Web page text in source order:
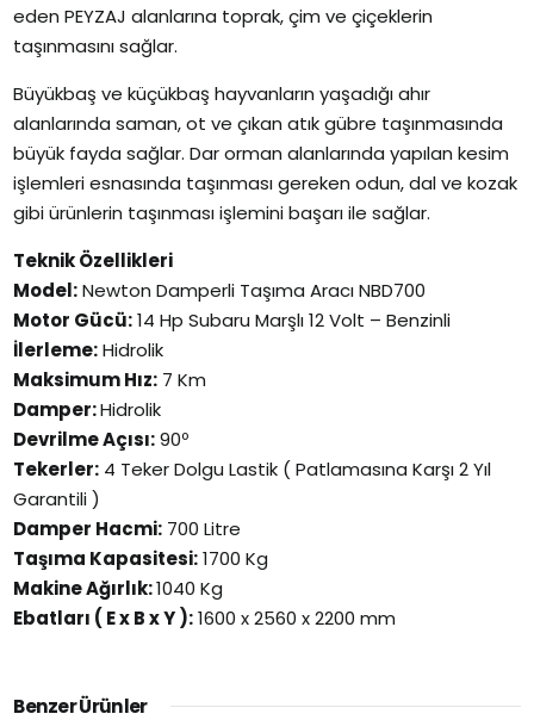
eden PEYZAJ alanlarına toprak, çim ve çiçeklerin
taşınmasını sağlar.
Büyükbaş ve küçükbaş hayvanların yaşadığı ahır
alanlarında saman, ot ve çıkan atık gübre taşınmasında
büyük fayda sağlar. Dar orman alanlarında yapılan kesim
işlemleri esnasında taşınması gereken odun, dal ve kozak
gibi ürünlerin taşınması işlemini başarı ile sağlar.
Teknik Özellikleri
Model:Newton Damperli Taşıma Aracı NBD700
Motor Gücü:14 Hp Subaru Marşlı 12 Volt – Benzinli
İlerleme:Hidrolik
Maksimum Hız: 7 Km
Damper:Hidrolik
Devrilme Açısı:90º
Tekerler: 4 Teker Dolgu Lastik ( Patlamasına Karşı 2 Yıl
Garantili )
Damper Hacmi: 700 Litre
Taşıma Kapasitesi:1700 Kg
Makine Ağırlık:1040 Kg
Ebatları ( E x B x Y ):1600 x 2560 x 2200 mm
Benzer Ürünler